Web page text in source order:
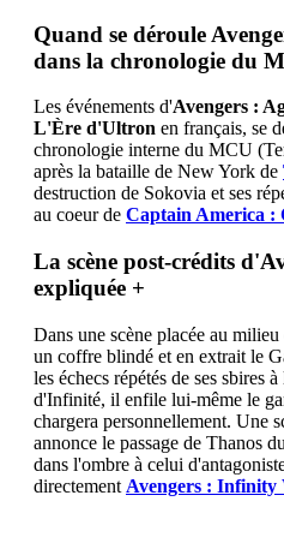
Quand se déroule
dans la chronologie du
Les événements d'Avengers :
L'Ère d'Ultron en français, se
chronologie interne du MCU
après la bataille de New York de
destruction de Sokovia et ses
au coeur de Captain America :
La scène post-crédits
expliquée +
Dans une scène placée au
un coffre blindé et en extrait le
les échecs répétés de ses sbires
d'Infinité, il enfile lui-même le
chargera personnellement. Une
annonce le passage de Thanos
dans l'ombre à celui
directement Avengers : Infinity